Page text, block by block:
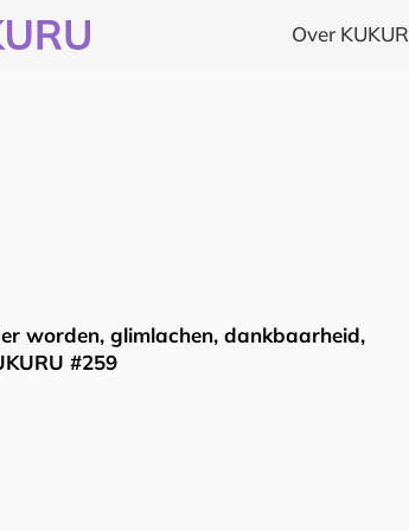
Over
worden, glimlachen, dankbaarheid,
#259